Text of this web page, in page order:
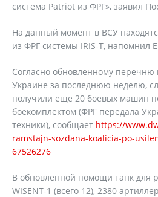
система Patriot из ФРГ», заявил
На данный момент в ВСУ
из ФРГ системы IRIS-T, напомнил
Согласно обновленному
Украине за последнюю неделю,
получили еще 20 боевых машин
боекомплектом (ФРГ передала
техники), сообщает https://
ramstajn-sozdana-koalicia-po-
67526276
В обновленной помощи танк для
WISENT-1 (всего 12), 2380